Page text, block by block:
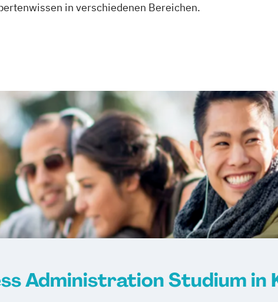
in verschiedenen Bereichen.
Administration Studium in